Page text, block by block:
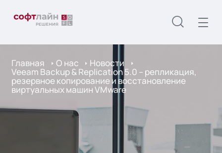
Главная О нас Новости
Veeam Backup & Replication 5.0 – репликация,
резервное копирование и восстановление
виртуальных машин VMware